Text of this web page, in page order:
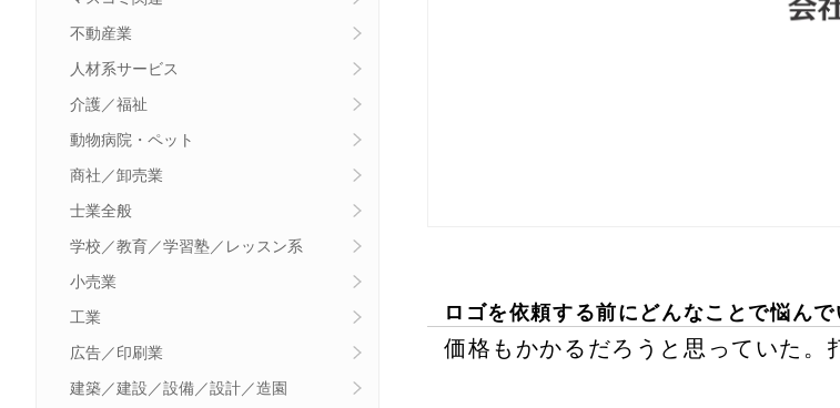
不動産業
人材系サービス
介護／福祉
動物病院・ペット
商社／卸売業
士業全般
学校／教育／学習塾／レッスン系
小売業
工業
広告／印刷業
建築／建設／設備／設計／造園
ロゴを依頼する前にどんなことで悩んで
価格もかかるだろうと思っていた。